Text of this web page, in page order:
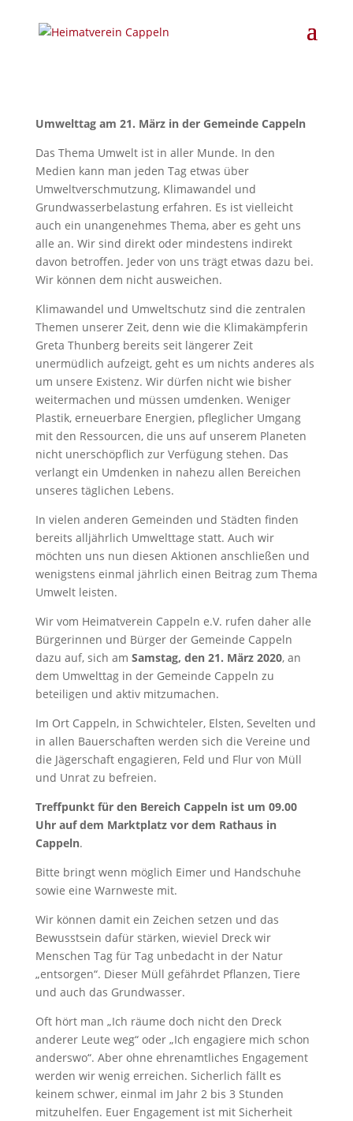
Umwelttag am 21. März in der Gemeinde Cappeln
Das Thema Umwelt ist in aller Munde. In den
Medien kann man jeden Tag etwas über
Umweltverschmutzung, Klimawandel und
Grundwasserbelastung erfahren. Es ist vielleicht
auch ein unangenehmes Thema, aber es geht uns
alle an. Wir sind direkt oder mindestens indirekt
davon betroffen. Jeder von uns trägt etwas dazu bei.
Wir können dem nicht ausweichen.
Klimawandel und Umweltschutz sind die zentralen
Themen unserer Zeit, denn wie die Klimakämpferin
Greta Thunberg bereits seit längerer Zeit
unermüdlich aufzeigt, geht es um nichts anderes als
um unsere Existenz. Wir dürfen nicht wie bisher
weitermachen und müssen umdenken. Weniger
Plastik, erneuerbare Energien, pfleglicher Umgang
mit den Ressourcen, die uns auf unserem Planeten
nicht unerschöpflich zur Verfügung stehen. Das
verlangt ein Umdenken in nahezu allen Bereichen
unseres täglichen Lebens.
In vielen anderen Gemeinden und Städten finden
bereits alljährlich Umwelttage statt. Auch wir
möchten uns nun diesen Aktionen anschließen und
wenigstens einmal jährlich einen Beitrag zum Thema
Umwelt leisten.
Wir vom Heimatverein Cappeln e.V. rufen daher alle
Bürgerinnen und Bürger der Gemeinde Cappeln
dazu auf, sich am Samstag, den 21. März 2020, an
dem Umwelttag in der Gemeinde Cappeln zu
beteiligen und aktiv mitzumachen.
Im Ort Cappeln, in Schwichteler, Elsten, Sevelten und
in allen Bauerschaften werden sich die Vereine und
die Jägerschaft engagieren, Feld und Flur von Müll
und Unrat zu befreien.
Treffpunkt für den Bereich Cappeln ist um 09.00
Uhr auf dem Marktplatz vor dem Rathaus in
Cappeln.
Bitte bringt wenn möglich Eimer und Handschuhe
sowie eine Warnweste mit.
Wir können damit ein Zeichen setzen und das
Bewusstsein dafür stärken, wieviel Dreck wir
Menschen Tag für Tag unbedacht in der Natur
„entsorgen“. Dieser Müll gefährdet Pflanzen, Tiere
und auch das Grundwasser.
Oft hört man „Ich räume doch nicht den Dreck
anderer Leute weg“ oder „Ich engagiere mich schon
anderswo“. Aber ohne ehrenamtliches Engagement
werden wir wenig erreichen. Sicherlich fällt es
keinem schwer, einmal im Jahr 2 bis 3 Stunden
mitzuhelfen. Euer Engagement ist mit Sicherheit